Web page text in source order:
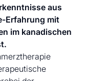
aus
Erfahrung mit
im kanadischen